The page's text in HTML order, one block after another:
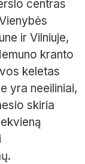
centras
ir Vilniuje,
kranto
keletas
yra neeiliniai,
skiria